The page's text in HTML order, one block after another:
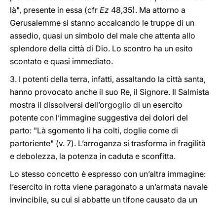
là", presente in essa (cfr Ez 48,35). Ma attorno a
Gerusalemme si stanno accalcando le truppe di un
assedio, quasi un simbolo del male che attenta allo
splendore della città di Dio. Lo scontro ha un esito
scontato e quasi immediato.
3. I potenti della terra, infatti, assaltando la città santa,
hanno provocato anche il suo Re, il Signore. Il Salmista
mostra il dissolversi dell’orgoglio di un esercito
potente con l’immagine suggestiva dei dolori del
parto: "Là sgomento li ha colti, doglie come di
partoriente" (v. 7). L’arroganza si trasforma in fragilità
e debolezza, la potenza in caduta e sconfitta.
Lo stesso concetto è espresso con un’altra immagine:
l’esercito in rotta viene paragonato a un’armata navale
invincibile, su cui si abbatte un tifone causato da un